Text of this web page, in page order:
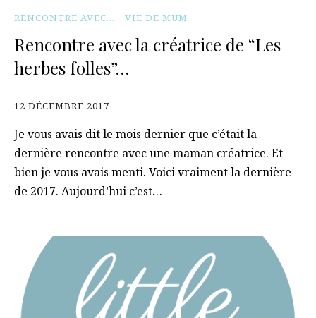
RENCONTRE AVEC... VIE DE MUM
Rencontre avec la créatrice de “Les
herbes folles”…
12 DÉCEMBRE 2017
Je vous avais dit le mois dernier que c’était la
dernière rencontre avec une maman créatrice. Et
bien je vous avais menti. Voici vraiment la dernière
de 2017. Aujourd’hui c’est…